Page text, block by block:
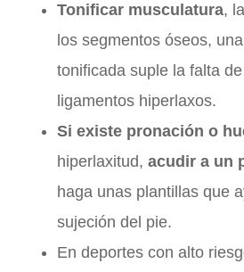
Tonificar musculatura,
los segmentos óseos,
tonificada suple la falta
ligamentos hiperlaxos.
Si existe pronación o
hiperlaxitud, acudir a un
haga unas plantillas que
sujeción del pie.
En deportes con alto